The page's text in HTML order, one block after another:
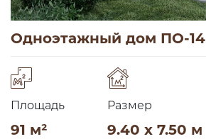
Одноэтажный дом ПО-14
Площадь
91 м²
Размер
9.40 x 7.50 м